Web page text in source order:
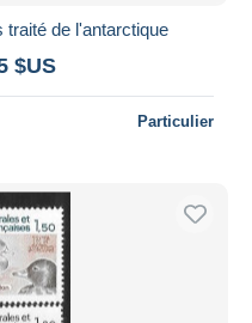
traité de l'antarctique
$US
Particulier